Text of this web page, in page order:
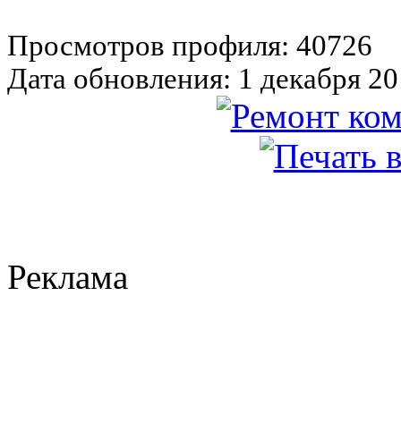
Просмотров профиля: 40726
Дата обновления: 1 декабря
Реклама